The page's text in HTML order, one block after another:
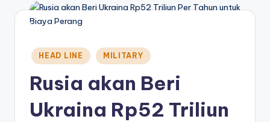
An
Eagle
Fight
Like
Falcon
Posted
in
HEAD LINE MILITARY
Rusia akan Beri
Ukraina Rp52 Triliun